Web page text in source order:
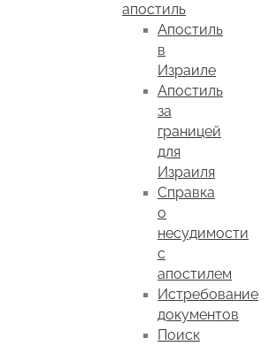
апостиль
Апостиль
в
Израиле
Апостиль
за
границей
для
Израиля
Справка
о
несудимости
с
апостилем
Истребование
документов
Поиск